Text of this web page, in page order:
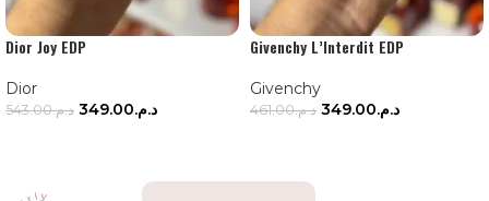
Dior Joy EDP
Dior
د.م.543.00 د.م.349.00
Givenchy L’Interdit EDP
Givenchy
د.م.461.00 د.م.349.00